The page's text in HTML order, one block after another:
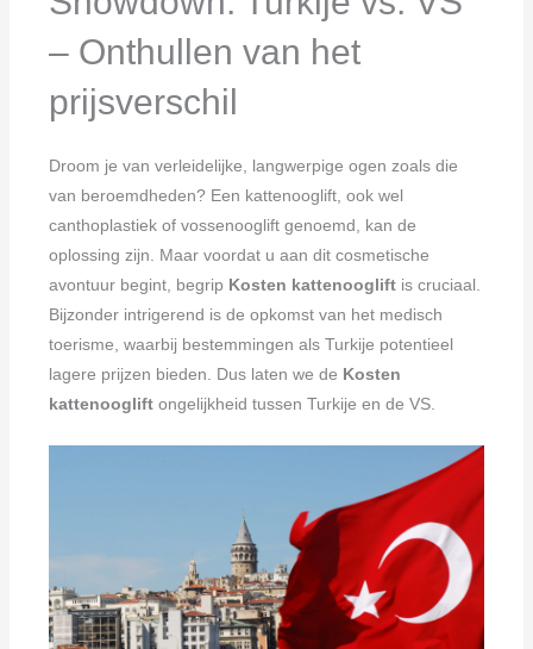
– Onthullen van het
prijsverschil
Droom je van verleidelijke, langwerpige ogen zoals die
van beroemdheden? Een kattenooglift, ook wel
canthoplastiek of vossenooglift genoemd, kan de
oplossing zijn. Maar voordat u aan dit cosmetische
avontuur begint, begrip Kosten kattenooglift is cruciaal.
Bijzonder intrigerend is de opkomst van het medisch
toerisme, waarbij bestemmingen als Turkije potentieel
lagere prijzen bieden. Dus laten we de Kosten
kattenooglift ongelijkheid tussen Turkije en de VS.